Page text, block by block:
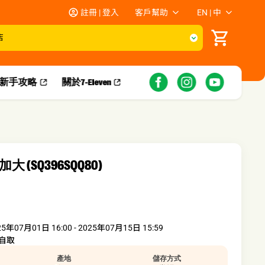
註冊 | 登入 客戶幫助 EN | 中
手攻略​ 關於7-Eleven
(SQ396SQQ80)
年07月01日 16:00 - 2025年07月15日 15:59
自取
產地 儲存方式